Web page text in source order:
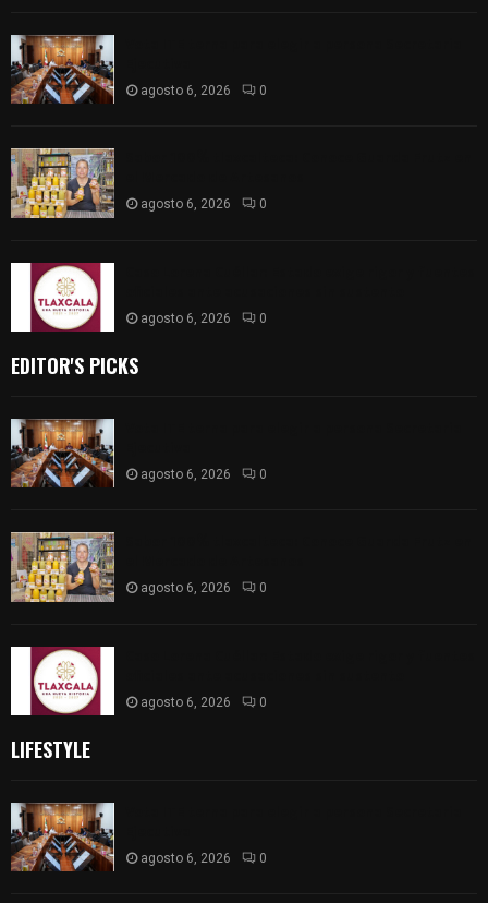
agosto 6, 2026 0
agosto 6, 2026 0
agosto 6, 2026 0
EDITOR'S PICKS
agosto 6, 2026 0
agosto 6, 2026 0
agosto 6, 2026 0
LIFESTYLE
agosto 6, 2026 0